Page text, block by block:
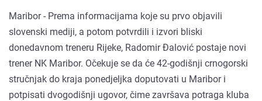
Maribor - Prema informacijama koje su prvo objavili
slovenski mediji, a potom potvrdili i izvori bliski
donedavnom treneru Rijeke, Radomir Đalović postaje novi
trener NK Maribor. Očekuje se da će 42-godišnji crnogorski
stručnjak do kraja ponedjeljka doputovati u Maribor i
potpisati dvogodišnji ugovor, čime završava potraga kluba